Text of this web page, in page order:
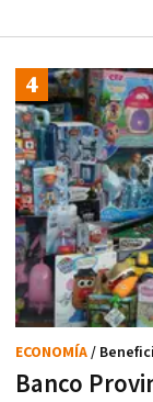
Banco
ECONOMÍA/